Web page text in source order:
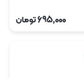
695,000تومان